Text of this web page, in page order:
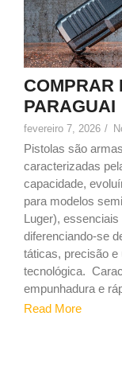
COMPRAR
PARAGUAI
fevereiro 7, 2026 /
Pistolas são
caracterizadas
capacidade,
para modelos
Luger),
diferenciando-se
táticas, precisão
tecnológica.
empunhadura e
Read More